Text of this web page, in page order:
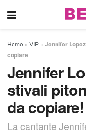
Home » VIP » Jennifer
copiare!
Jennifer
stivali
da copiare!
La cantante